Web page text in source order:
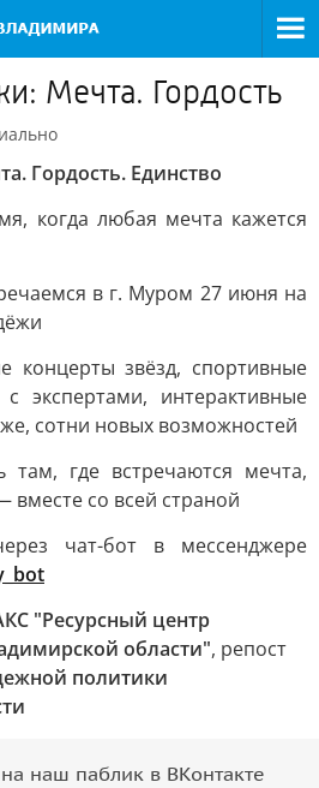
Мечта. Гордость
Гордость. Единство
когда любая мечта кажется
в г. Муром 27 июня на
концерты звёзд, спортивные
с экспертами, интерактивные
сотни новых возможностей
там, где встречаются мечта,
вместе со всей страной
чат-бот в мессенджере
"Ресурсный центр
области", репост
политики
наш паблик в ВКонтакте